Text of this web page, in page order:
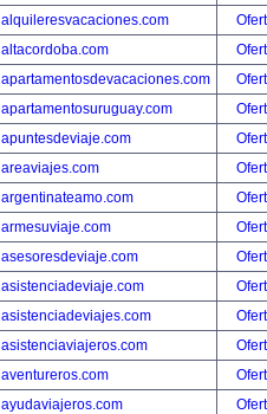
alquileresvacaciones.com
altacordoba.com
apartamentosdevacaciones.com
apartamentosuruguay.com
apuntesdeviaje.com
areaviajes.com
argentinateamo.com
armesuviaje.com
asesoresdeviaje.com
asistenciadeviaje.com
asistenciadeviajes.com
asistenciaviajeros.com
aventureros.com
ayudaviajeros.com